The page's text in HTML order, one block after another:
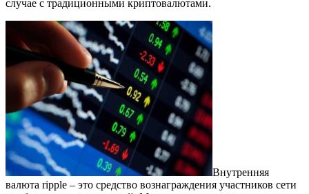
случае с традиционными криптовалютами.
Внутренняя
валюта ripple – это средство вознаграждения участников сети